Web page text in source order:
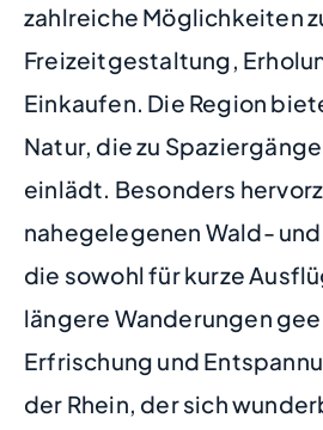
zahlreiche Möglichkeiten
Freizeitgestaltung,
Einkaufen. Die Region
Natur, die zu
einlädt. Besonders
nahegelegenen Wald-
die sowohl für kurze
längere Wanderungen
Erfrischung und
der Rhein, der sich